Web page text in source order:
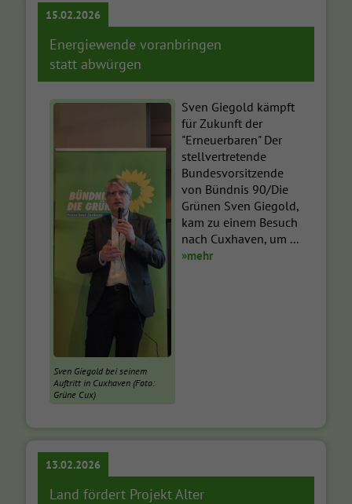
15.02.2026
Energiewende voranbringen
statt abwürgen
Sven Giegold bei seinem
Auftritt in Cuxhaven (Foto:
Grüne Cux)
Sven Giegold kämpft
für Zukunft der
"Erneuerbaren" Der
stellvertretende
Bundesvorsitzende
von Bündnis 90/Die
Grünen Sven Giegold,
kam zu einem Besuch
nach Cuxhaven, um ...
»mehr
13.02.2026
Land fördert Projekt Alter